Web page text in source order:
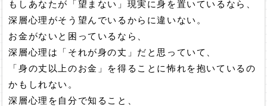
もしあなたが「望まない」現実に身を置いているなら、
深層心理がそう望んでいるからに違いない。
お金がないと困っているなら、
深層心理は「それが身の丈」だと思っていて、
「身の丈以上のお金」を得ることに怖れを抱いているの
かもしれない。
深層心理を自分で知ること、